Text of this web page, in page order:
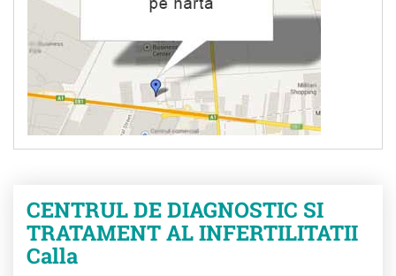
CENTRUL DE DIAGNOSTIC SI
TRATAMENT AL INFERTILITATII
Calla